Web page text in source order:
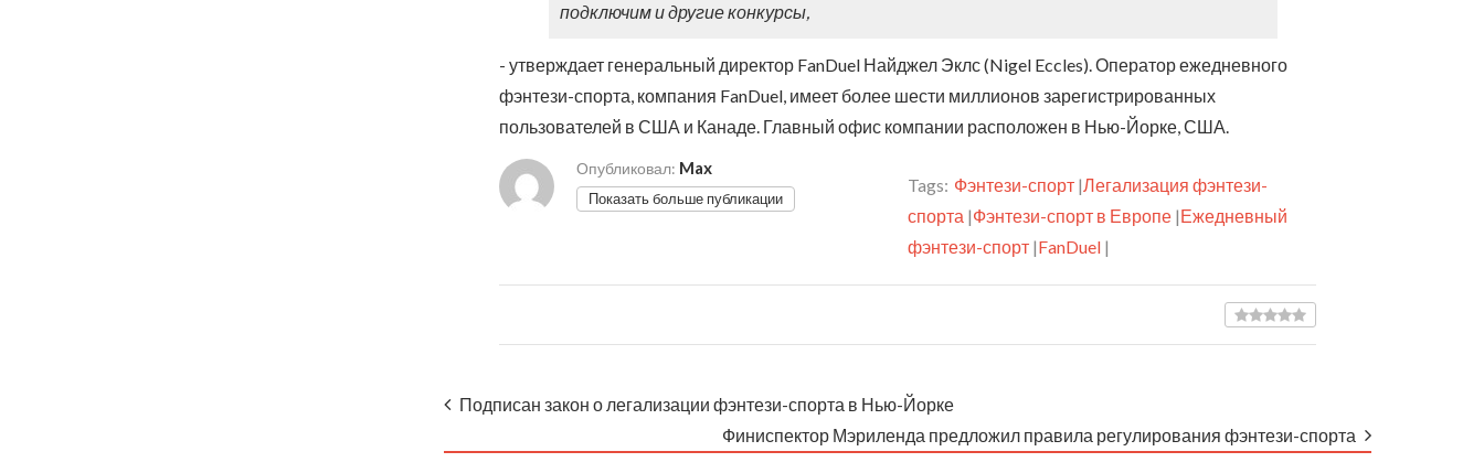
подключим и другие конкурсы,
- утверждает генеральный директор FanDuel Найджел Эклс (Nigel Eccles). Оператор ежедневного
фэнтези-спорта, компания FanDuel, имеет более шести миллионов зарегистрированных
пользователей в США и Канаде. Главный офис компании расположен в Нью-Йорке, США.
Опубликовал: Max
Показать больше публикации
Tags: Фэнтези-спорт |Легализация фэнтези-
спорта |Фэнтези-спорт в Европе |Ежедневный
фэнтези-спорт |FanDuel |
Подписан закон о легализации фэнтези-спорта в Нью-Йорке
Финиспектор Мэриленда предложил правила регулирования фэнтези-спорта